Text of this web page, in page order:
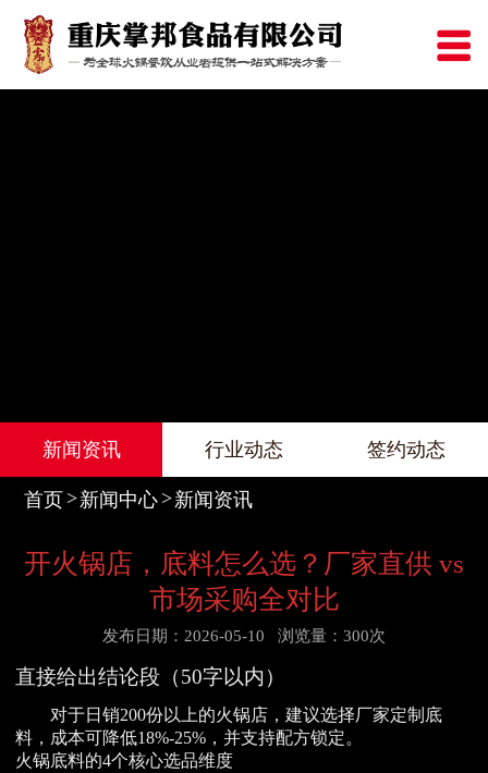
新闻资讯 行业动态 签约动态
首页 新闻中心 新闻资讯
开火锅店，底料怎么选？厂家直供 vs
市场采购全对比
发布日期：2026-05-10 浏览量：300次
直接给出结论段（50字以内）
对于日销200份以上的火锅店，建议选择厂家定制底
料，成本可降低18%-25%，并支持配方锁定。
火锅底料的4个核心选品维度